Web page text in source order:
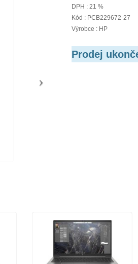
DPH : 21 %
Kód : PCB229672-27
Výrobce : HP
Prodej